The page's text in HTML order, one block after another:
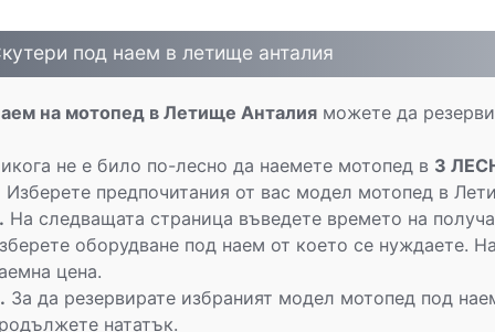
под наем в летище анталия
на мотопед в Летище Анталияможете да
не е било по-лесно да наемете мотопед в 3
Изберете предпочитания от вас модел мотопед в
На следващата страница въведете времето на
оборудване под наем от което се нуждаете.
цена.
За да резервирате избраният модел мотопед под
нататък.